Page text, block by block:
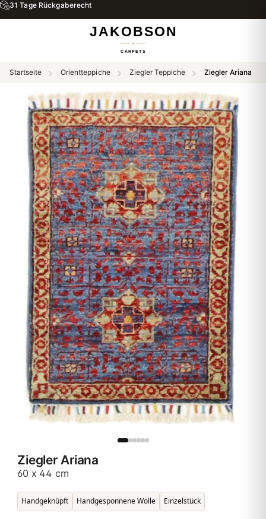
31 Tage Rückgaberecht
Startseite Orientteppiche Ziegler Teppiche Ziegler Ariana
Ziegler Ariana
60 x 44 cm
Handgeknüpft Handgesponnene Wolle Einzelstück